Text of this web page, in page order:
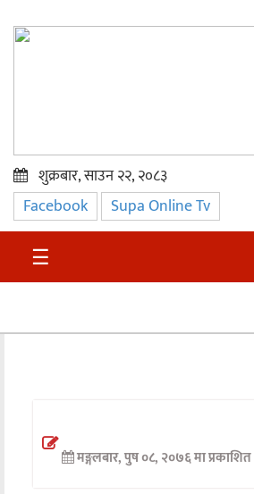
प्रमुख
समाचार
सुदुर
अन्तर्वार्ता
शुक्रबार, साउन २२, २०८३
Facebook Supa Online Tv
☰
मङ्गलबार, पुष ०८, २०७६ मा प्रकाशित